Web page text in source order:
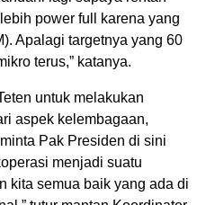
power full karena yang
Apalagi targetnya yang 60
terus,” katanya.
untuk melakukan
aspek kelembagaan,
Pak Presiden di sini
menjadi suatu
kita semua baik yang ada di